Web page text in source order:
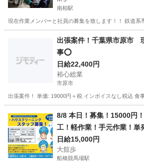
南柏駅
現在作業メンバーと社員の募集を致します！！ 鉄道
南柏駅 その他 瓦屋根
出張案件！千葉県市原市
事⭕️
日給22,400円
裕心総業
市原市
出張案件！ 単価: 19000円＋税 インボイスなし税込
建築
8/8 本日！募集！15000円
工！軽作業！手元作業！単
能！建設現場
日給15,000円
大舘歩
船橋競馬場駅